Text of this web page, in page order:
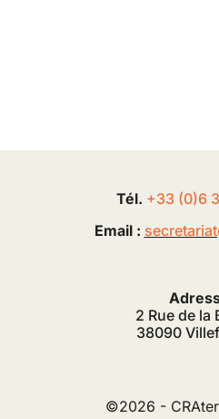
Tél. +33 (0)6
Email :
2 Rue de la
38090
©2026 -